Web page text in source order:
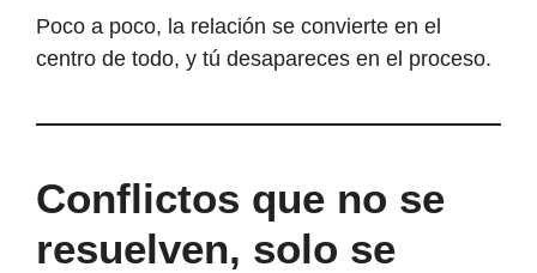
Poco a poco, la relación se convierte en el
centro de todo, y tú desapareces en el proceso.
Conflictos que no se
resuelven, solo se